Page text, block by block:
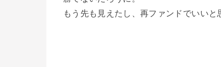
もう先も見えたし、再ファンドでいいと